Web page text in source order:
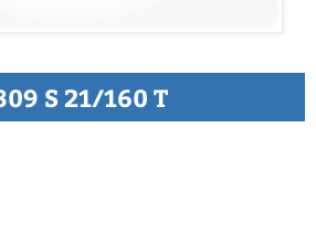
S 21/160 T